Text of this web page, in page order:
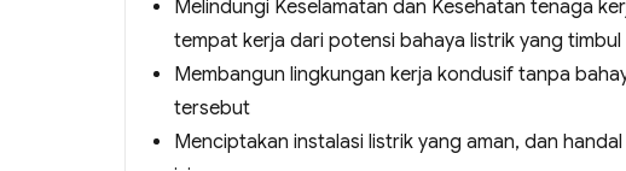
Melindungi Keselamatan dan Kesehatan tenaga
tempat kerja dari potensi bahaya listrik yang timbul
Membangun lingkungan kerja kondusif tanpa
tersebut
Menciptakan instalasi listrik yang aman, dan